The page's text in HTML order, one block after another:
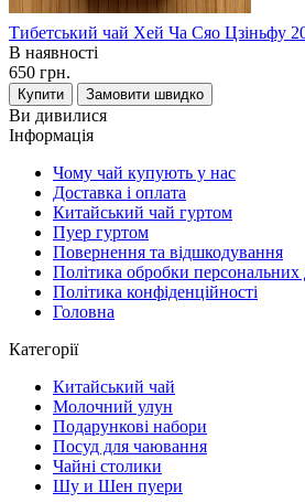
Тибетський чай Хей Ча Сяо Цзіньфу
В наявності
650 грн.
Купити Замовити швидко
Ви дивилися
Інформація
Чому чай купують у нас
Доставка і оплата
Китайський чай гуртом
Пуер гуртом
Повернення та відшкодування
Політика обробки персональних
Політика конфіденційності
Головна
Категорії
Китайський чай
Молочний улун
Подарункові набори
Посуд для чаювання
Чайні столики
Шу и Шен пуери